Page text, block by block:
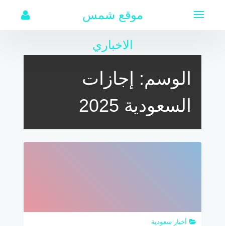
موقع شمس
الاخباري
الوسم:
إجازات
السعودية 2025
أخبار سعودية